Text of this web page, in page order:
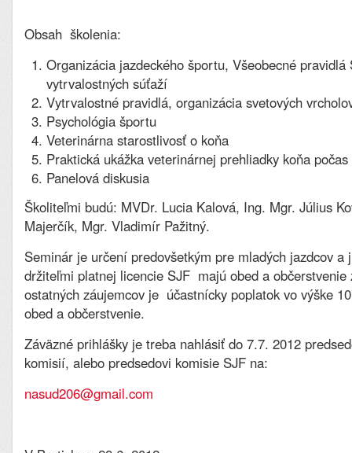
Obsah školenia:
Organizácia jazdeckého športu, Všeobecné pravidlá
vytrvalostných súťaží
Vytrvalostné pravidlá, organizácia svetových
Psychológia športu
Veterinárna starostlivosť o koňa
Praktická ukážka veterinárnej prehliadky koňa
Panelová diskusia
Školiteľmi budú: MVDr. Lucia Kalová, Ing. Mgr. Július
Majerčík, Mgr. Vladimír Pažitný.
Seminár je určení predovšetkým pre mladých jazdcov a
držiteľmi platnej licencie SJF majú obed a občerstvenie
ostatných záujemcov je účastnícky poplatok vo výške
obed a občerstvenie.
Záväzné prihlášky je treba nahlásiť do 7.7. 2012
komisií, alebo predsedovi komisie SJF na:
nasud206@gmail.com